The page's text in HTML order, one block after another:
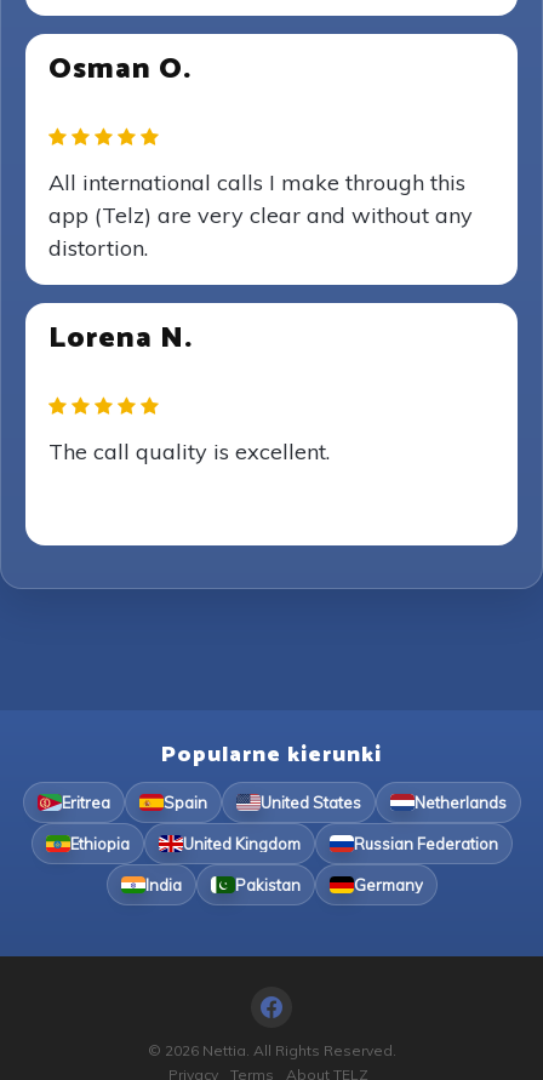
Osman O.
All international calls I make through this
app (Telz) are very clear and without any
distortion.
Lorena N.
The call quality is excellent.
Popularne kierunki
Eritrea Spain United States Netherlands
Ethiopia United Kingdom Russian Federation
India Pakistan Germany
© 2026 Nettia. All Rights Reserved.
Privacy
Terms About TELZ